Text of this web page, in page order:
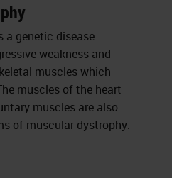
a genetic disease
weakness and
muscles which
muscles of the heart
muscles are also
of muscular dystrophy.